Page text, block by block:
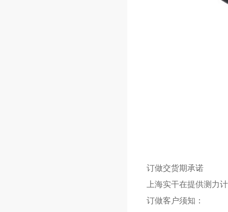
订做交货期承诺
上海实干在提供测力
订做客户须知：